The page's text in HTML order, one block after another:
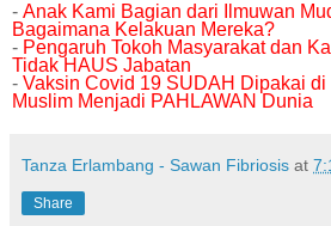
- Anak Kami Bagian dari Ilmuwan
Bagaimana Kelakuan Mereka?
- Pengaruh Tokoh Masyarakat dan
Tidak HAUS Jabatan
- Vaksin Covid 19 SUDAH Dipakai di
Muslim Menjadi PAHLAWAN Dunia
Tanza Erlambang - Sawan Fibriosis at
Share